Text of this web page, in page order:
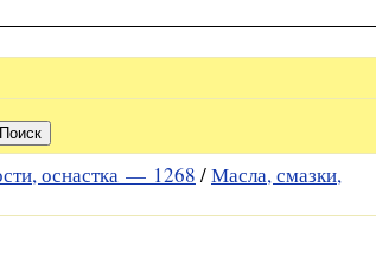
оснастка — 1268 /Масла, смазки,